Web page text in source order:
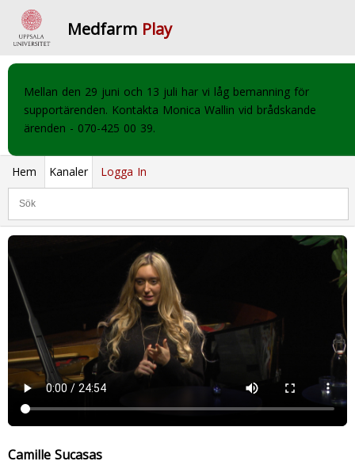
Medfarm Play
Mellan den 29 juni och 13 juli har vi låg bemanning för
supportärenden. Kontakta Monica Wallin vid brådskande
ärenden - 070-425 00 39.
Hem Kanaler Logga In
Camille Sucasas